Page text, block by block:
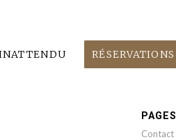
RÉSERVATIONS
PAGES
Contact